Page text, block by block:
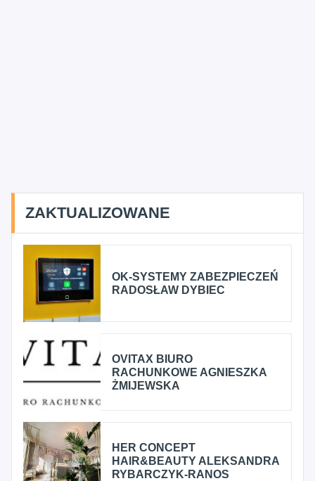
ZAKTUALIZOWANE
OK-SYSTEMY ZABEZPIECZEŃ
RADOSŁAW DYBIEC
OVITAX BIURO
RACHUNKOWE AGNIESZKA
ŻMIJEWSKA
HER CONCEPT
HAIR&BEAUTY ALEKSANDRA
RYBARCZYK-RANOS